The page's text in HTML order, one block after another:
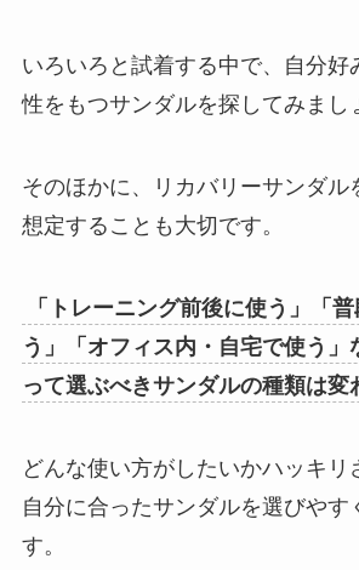
いろいろと試着する中で、自分好
性をもつサンダルを探してみまし
そのほかに、リカバリーサンダル
想定することも大切です。
「トレーニング前後に使う」「
う」「オフィス内・自宅で使う」
って選ぶべきサンダルの種類は変
どんな使い方がしたいかハッキリ
自分に合ったサンダルを選びやす
す。